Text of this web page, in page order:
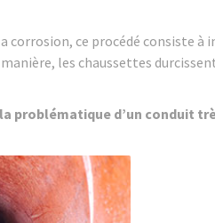
corrosion, ce procédé consiste à
les chaussettes
problématique d’un conduit